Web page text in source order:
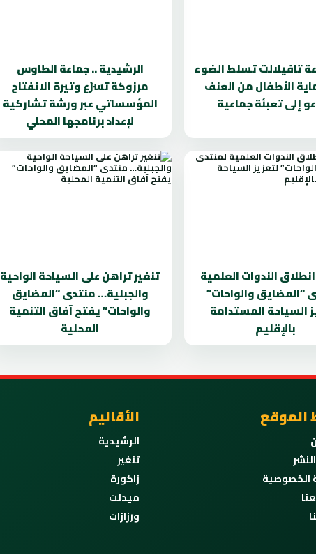
تافيلالت تسلط الضوء
الأطفال من العنف
إلى تعبئة جماعية
الرشيدية .. جماعة الطاوس
مرزوكة تسرّع وتيرة الانفتاح
المؤسساتي عبر ورشة تشاركية
لإعداد برنامجها المحلي
الندوات العلمية
“المضايق والواحات”
السياحة المستدامة
بالإقليم
تنغير تراهن على السياحة الواحية
والجبلية… منتدى “المضايق
والواحات” يفتح آفاق التنمية
المحلية
الموقع
الخصوصية
الأقاليم
الرشيدية
تنغير
زاكورة
ميدلت
ورزازات